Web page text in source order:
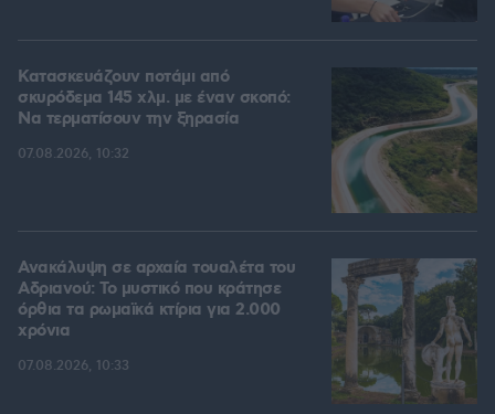
Κατασκευάζουν ποτάμι από
σκυρόδεμα 145 χλμ. με έναν σκοπό:
Να τερματίσουν την ξηρασία
07.08.2026, 10:32
Ανακάλυψη σε αρχαία τουαλέτα του
Αδριανού: Το μυστικό που κράτησε
όρθια τα ρωμαϊκά κτίρια για 2.000
χρόνια
07.08.2026, 10:33